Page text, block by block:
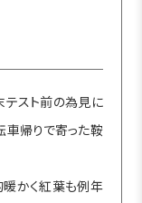
テスト前の為見に
車帰りで寄った鞍
暖かく紅葉も例年